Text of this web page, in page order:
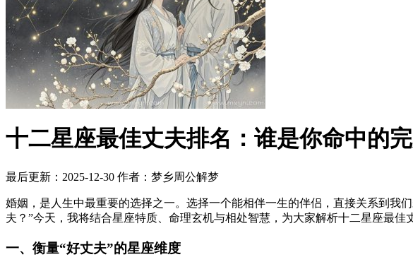
十二星座最佳丈夫排名：谁是你命中的
最后更新：2025-12-30 作者：梦乡周公解梦
婚姻，是人生中最重要的选择之一。选择一个能相伴一生的伴侣，直接关系到我
夫？”今天，我将结合星座特质、命理玄机与相处智慧，为大家解析十二星座最佳
一、衡量“好丈夫”的星座维度